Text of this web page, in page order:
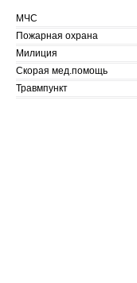
МЧС
Пожарная охрана
Милиция
Скорая мед.помощь
Травмпункт